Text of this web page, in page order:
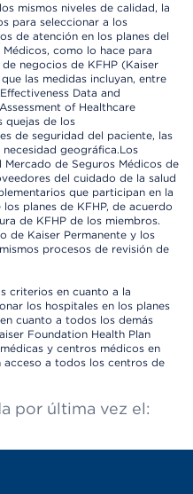
mismos niveles de calidad, la
para seleccionar a los
de atención en los planes del
como lo hace para
negocios de KFHP (Kaiser
las medidas incluyan, entre
Data and
of Healthcare
quejas de los
de seguridad del paciente, las
geográfica.Los
de Seguros Médicos de
del cuidado de la salud
que participan en la
planes de KFHP, de acuerdo
de KFHP de los miembros.
de Kaiser Permanente y los
procesos de revisión de
criterios en cuanto a la
los hospitales en los planes
cuanto a todos los demás
Foundation Health Plan
y centros médicos en
a todos los centros de
por última vez el: